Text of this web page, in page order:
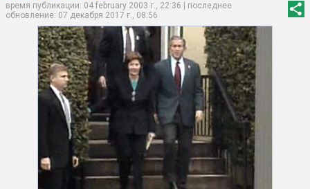
время публикации: 04 february 2003 г., 22:36 | последнее
обновление: 07 декабря 2017 г., 08:56